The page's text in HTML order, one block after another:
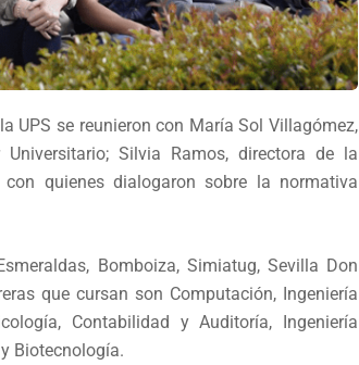
UPS se reunieron con María Sol Villagómez,
Silvia Ramos, directora de la
con quienes dialogaron sobre la normativa
Bomboiza, Simiatug, Sevilla Don
que cursan son Computación, Ingeniería
Contabilidad y Auditoría, Ingeniería
Biotecnología.